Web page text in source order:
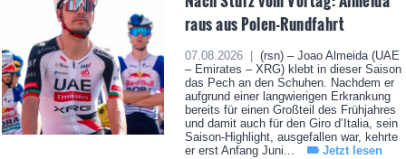
raus aus Polen-Rundfahrt
07.08.2026 |
(rsn) – Joao Almeida (UAE
– Emirates – XRG) klebt in dieser Saison
das Pech an den Schuhen. Nachdem er
aufgrund einer langwierigen Erkrankung
bereits für einen Großteil des Frühjahres
und damit auch für den Giro d’Italia, sein
Saison-Highlight, ausgefallen war, kehrte
er erst Anfang Juni...
Jetzt lesen